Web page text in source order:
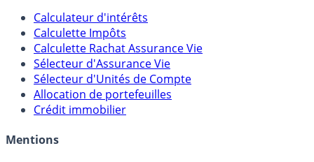
Calculateur d'intérêts
Calculette Impôts
Calculette Rachat Assurance Vie
Sélecteur d'Assurance Vie
Sélecteur d'Unités de Compte
Allocation de portefeuilles